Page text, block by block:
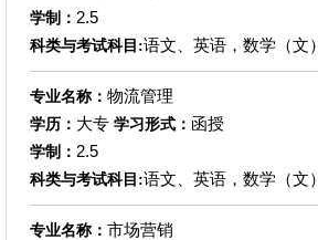
学制： 2.5
科类与考试科目:语文、英语，数学（文）
专业名称： 物流管理
学历： 大专 学习形式： 函授
学制： 2.5
科类与考试科目:语文、英语，数学（文）
专业名称： 市场营销